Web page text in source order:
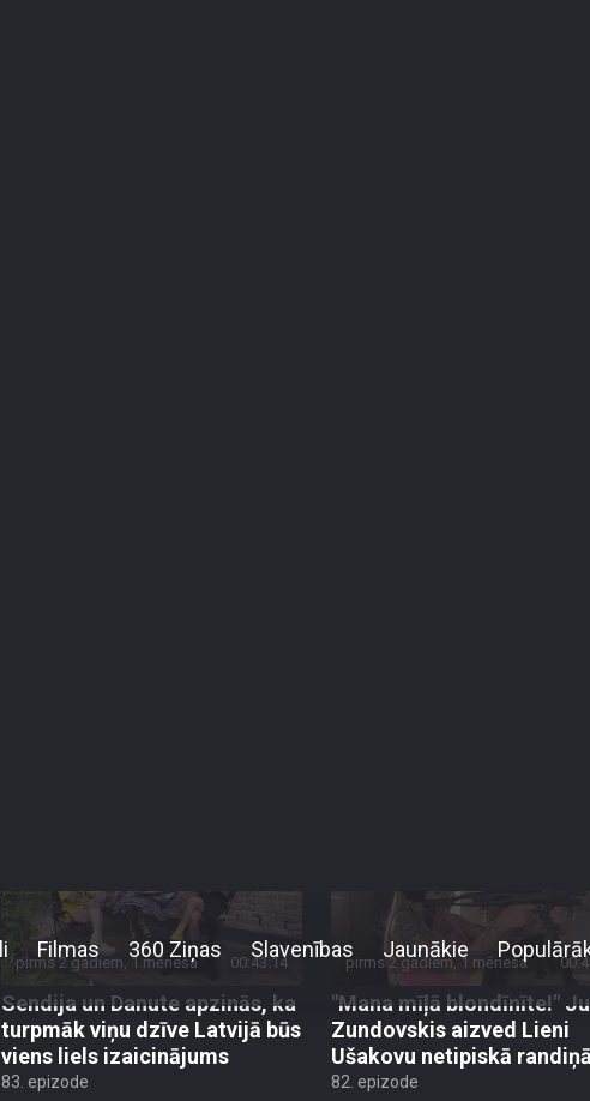
pirms 2 gadiem, 1 mēneša 00:43:14
Sendija un Danute apzinās, ka
turpmāk viņu dzīve Latvijā būs
viens liels izaicinājums
83. epizode
pirms 2 gadiem, 1 mēneša
"Mana mīļā blondīnīte!"
Zundovskis aizved Lieni
Ušakovu netipiskā randiņā
82. epizode